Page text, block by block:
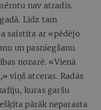
nav atradis.
Līdz tam
saistīta ar «pēdējo
un pasniegšanu.
nozarē. «Vienā
viņš atceras. Radās
kuras garšu
pārāk neparasta